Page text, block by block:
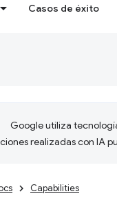
Casos de éxito
Google utiliza
realizadas con IA
Capabilities